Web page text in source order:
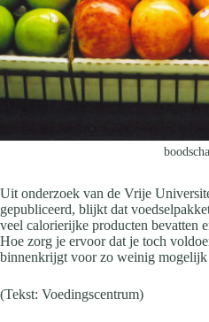
Uit onderzoek van de Vrije
gepubliceerd, blijkt dat
veel calorierijke producten bevatten
Hoe zorg je ervoor dat je toch
binnenkrijgt voor zo weinig mogelijk
(Tekst: Voedingscentrum)